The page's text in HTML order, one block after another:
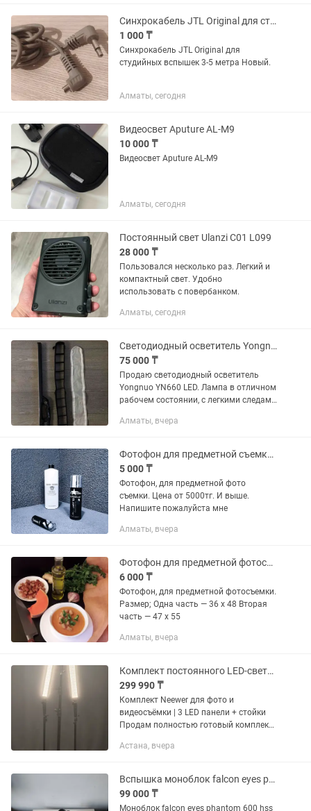
продажи: смена...
Синхрокабель JTL Original для студийных вспышек 3-5 метра
1 000 ₸
Синхрокабель JTL Original для
студийных вспышек 3-5 метра Новый.
Алматы, сегодня
Видеосвет Aputure AL-M9
10 000 ₸
Видеосвет Aputure AL-M9
Алматы, сегодня
Постоянный свет Ulanzi C01 L099
28 000 ₸
Пользовался несколько раз. Легкий и
компактный свет. Удобно
использовать с повербанком.
Алматы, сегодня
Светодиодный осветитель Yongnuo YN660 LED
75 000 ₸
Продаю светодиодный осветитель
Yongnuo YN660 LED. Лампа в отличном
рабочем состоянии, с легкими следами
на корпусе). Все функции работают
Алматы, вчера
Фотофон для предметной съемки. Угловые фотофоны. Фотозоны
5 000 ₸
Фотофон, для предметной фото
съемки. Цена от 5000тг. И выше.
Напишите пожалуйста мне
Алматы, вчера
Фотофон для предметной фотосъемки
6 000 ₸
Фотофон, для предметной фотосъемки.
Размер; Одна часть — 36 х 48 Вторая
часть — 47 х 55
Алматы, вчера
Комплект постоянного LED-света Neewer 3 панели стойки NP-F
299 990 ₸
Комплект Neewer для фото и
видеосъёмки | 3 LED панели + стойки
Продам полностью готовый комплект
видеосъёмки. В комплекте: 3 LED-
аккумуляторы...
Астана, вчера
Вспышка моноблок falcon eyes phantom 600 hss и синхрон
99 000 ₸
Моноблок falcon eyes phantom 600 hss